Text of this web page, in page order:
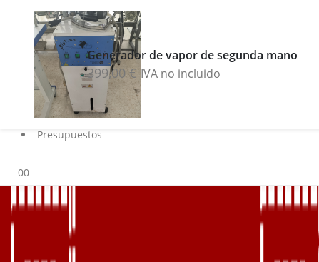
Buscar
Blog
Servicios
Marcas
Contacto
Sobre nosotros
Presupuestos
00
Generador de vapor de segunda mano
399,00€ IVA no incluido